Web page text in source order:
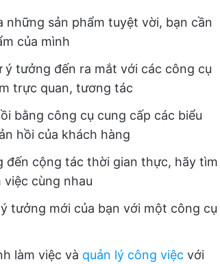
những sản phẩm tuyệt vời, bạn cần
của mình
ý tưởng đến ra mắt với các công cụ
trực quan, tương tác
bằng công cụ cung cấp các biểu
hồi của khách hàng
đến cộng tác thời gian thực, hãy tìm
việc cùng nhau
tưởng mới của bạn với một công cụ
làm việc và quản lý công việc với